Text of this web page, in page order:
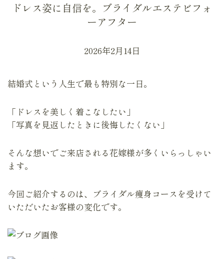
ドレス姿に自信を。ブライダルエステビフォ
ーアフター
2026年2月14日
結婚式という人生で最も特別な一日。
「ドレスを美しく着こなしたい」
「写真を見返したときに後悔したくない」
そんな想いでご来店される花嫁様が多くいらっしゃい
ます。
今回ご紹介するのは、ブライダル痩身コースを受けて
いただいたお客様の変化です。